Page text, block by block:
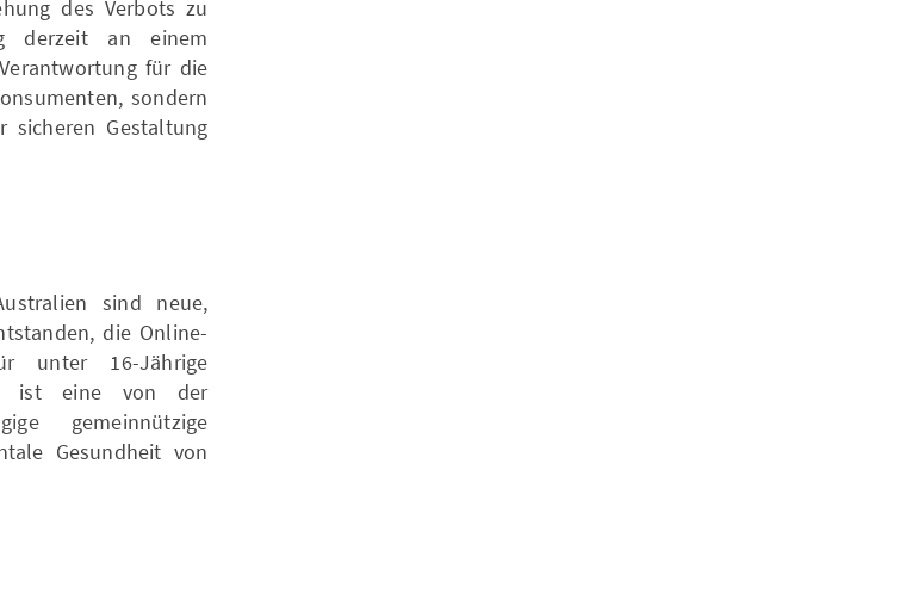
des Verbots zu
derzeit an einem
für die
sondern
Gestaltung
sind neue,
die Online-
unter 16-Jährige
ist eine von der
gemeinnützige
Gesundheit von